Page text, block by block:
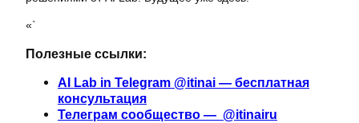
«`
Полезные ссылки:
AI Lab in Telegram @itinai — бесплатная
консультация
Телеграм сообщество — @itinairu